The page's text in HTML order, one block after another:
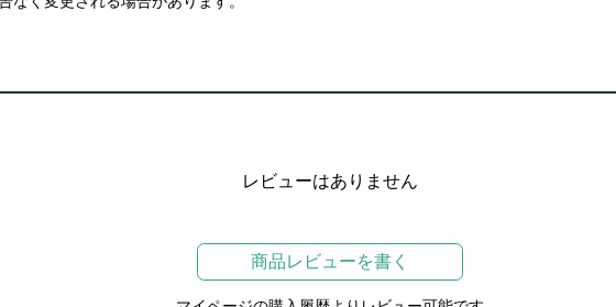
レビューはありません
商品レビューを書く